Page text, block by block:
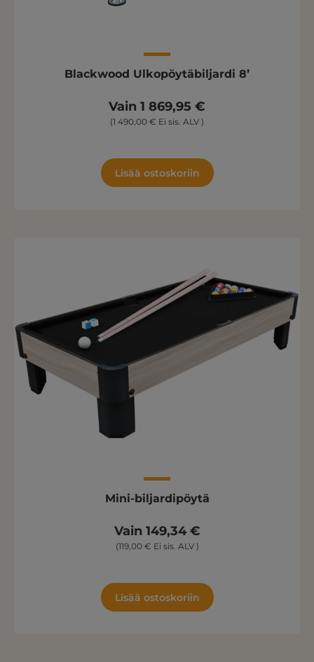
Blackwood Ulkopöytäbiljardi 8’
Vain 1 869,95 €
(1 490,00 € Ei sis. ALV )
Lisää ostoskoriin
Mini-biljardipöytä
Vain 149,34 €
(119,00 € Ei sis. ALV )
Lisää ostoskoriin